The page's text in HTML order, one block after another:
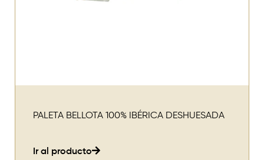
PALETA BELLOTA 100% IBÉRICA DESHUESADA
Ir al producto